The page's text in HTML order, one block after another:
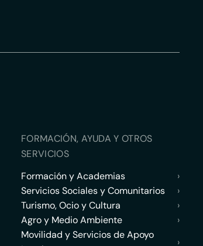
FORMACIÓN, AYUDA Y OTROS
SERVICIOS
Formación y Academias
›
Servicios Sociales y Comunitarios
›
Turismo, Ocio y Cultura
›
Agro y Medio Ambiente
›
Movilidad y Servicios de Apoyo
›